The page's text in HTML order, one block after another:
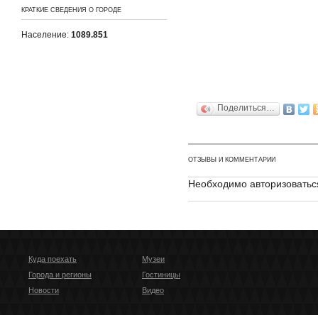
КРАТКИЕ СВЕДЕНИЯ О ГОРОДЕ
Население: 1089.851
Поделиться…
ОТЗЫВЫ И КОММЕНТАРИИ
Необходимо
Куда поехать
Города и регионы
Новости
Музеи
Гостиницы
Видео